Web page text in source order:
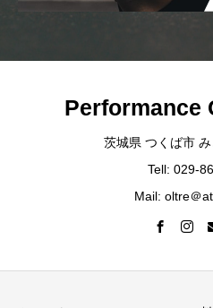
Performance
茨城県 つくば市
Tell: 029-
Mail: oltre＠